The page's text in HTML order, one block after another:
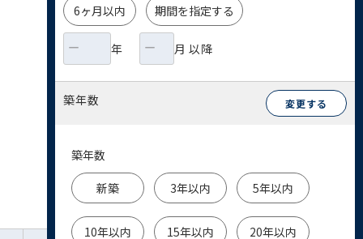
6ヶ月以内 期間を指定する
年 月 以降
築年数 変更する
築年数
新築 3年以内 5年以内
10年以内 15年以内 20年以内